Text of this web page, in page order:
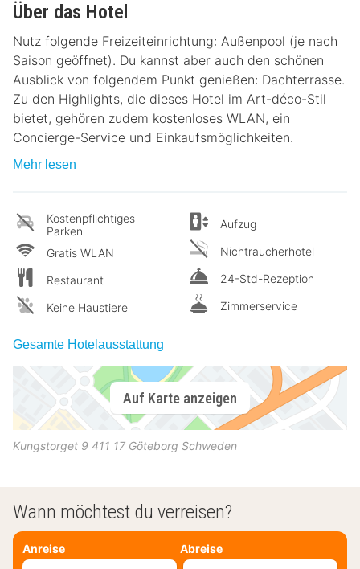
Über das Hotel
Nutz folgende Freizeiteinrichtung: Außenpool (je nach
Saison geöffnet). Du kannst aber auch den schönen
Ausblick von folgendem Punkt genießen: Dachterrasse.
Zu den Highlights, die dieses Hotel im Art-déco-Stil
bietet, gehören zudem kostenloses WLAN, ein
Concierge-Service und Einkaufsmöglichkeiten.
Mehr lesen
Kostenpflichtiges
Parken
Gratis WLAN
Restaurant
Keine Haustiere
Aufzug
Nichtraucherhotel
24-Std-Rezeption
Zimmerservice
Gesamte Hotelausstattung
Auf Karte anzeigen
Kungstorget 9 411 17 Göteborg Schweden
Wann möchtest du verreisen?
Anreise Abreise